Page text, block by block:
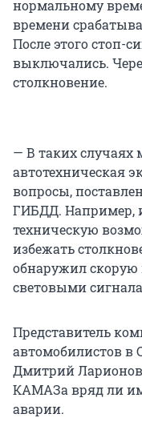
нормальному
времени
После этого стоп-
выключались.
столкновение.
— В таких случаях
автотехническая
вопросы,
ГИБДД. Например,
техническую
избежать
обнаружил
световыми
Представитель
автомобилистов в
Дмитрий Ларионов
КАМАЗа вряд ли
аварии.